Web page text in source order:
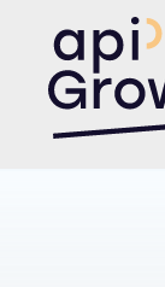
content
API